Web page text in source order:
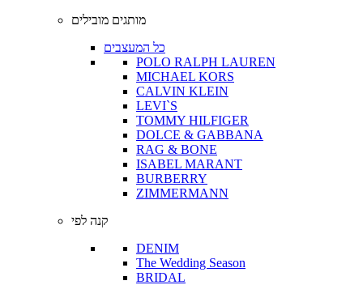
מותגים מובילים
כל המעצבים
POLO RALPH LAUREN
MICHAEL KORS
CALVIN KLEIN
LEVI`S
TOMMY HILFIGER
DOLCE & GABBANA
RAG & BONE
ISABEL MARANT
BURBERRY
ZIMMERMANN
קנה לפי
DENIM
The Wedding Season
BRIDAL